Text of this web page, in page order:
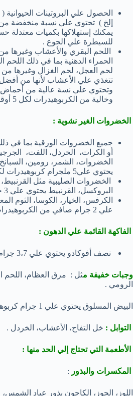
الحصول علي البروتينات الحيوانية (
إلخ ) تحتوي علي نسبة منخفضة من
يمكنك إستهلاكها بكميات معتدلة
للسيطرة علي الجوع .
اللحم البقري والأعشاب وغيرها من
الحمراء الدهنية بما في ذلك اللحم
لحم العجل، لحم الغزال وغيرها من
تتغذي علي الأعشاب لأنها من أفضل
وخالية من الكربوهيدرات لكل 5 أوقية .
الخضروات الغير نشوية :
جميع الخضروات الورقية بما في ذلك
أو الكرات، الخردل، اللفت،
الخضروات، الشمر، رومين،
يحتوي علي5 ملجرام كربوهيدرات لكل فنجان .
الخضروات الصليبية مثل
البروكسل، القرنبيط يحتوي علي 3 جرام لكل 1 كوب .
الكرفس، الخيار، الكوسا، الثوم
علي 2 جرام صافي من الكربوهيدرات لكل 1 كوب .
الفاكهة القائمة علي الدهون :
نصف أفوكادو يحتوي علي 3،7 جرام كربوهيدرات .
وجبات خفيفة مثل : مرق العظام، اللحم
الرومي .
البيض المسلوق يحتوي علي 1 جرام كربوهيدرات .
التوابل : خل التفاح، الأعشاب، الخردل .
الأطعمة التي تحتاج إلي الحد منها :
المكسرات والبذور :
اللوز، الجوز، الكاجون بذور عباد الشمس،